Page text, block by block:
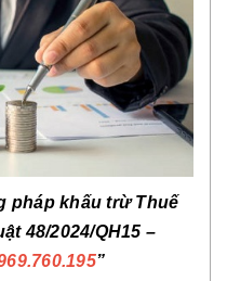
pháp khấu trừ Thuế
48/2024/QH15 –
”